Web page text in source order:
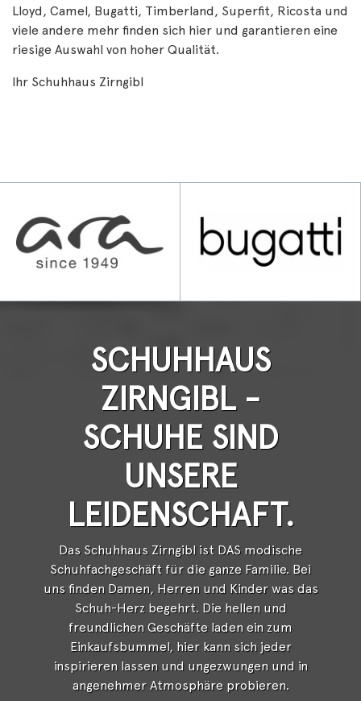
Lloyd, Camel, Bugatti, Timberland, Superfit, Ricosta und
viele andere mehr finden sich hier und garantieren eine
riesige Auswahl von hoher Qualität.
Ihr Schuhhaus Zirngibl
SCHUHHAUS
ZIRNGIBL -
SCHUHE SIND
UNSERE
LEIDENSCHAFT.
Das Schuhhaus Zirngibl ist DAS modische
Schuhfachgeschäft für die ganze Familie. Bei
uns finden Damen, Herren und Kinder was das
Schuh-Herz begehrt. Die hellen und
freundlichen Geschäfte laden ein zum
Einkaufsbummel, hier kann sich jeder
inspirieren lassen und ungezwungen und in
angenehmer Atmosphäre probieren.